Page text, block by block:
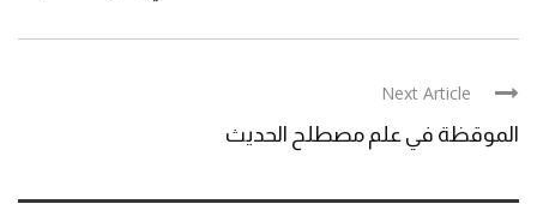
Next Article
الموقظة في علم مصطلح الحديث